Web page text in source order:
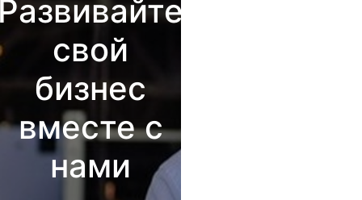
свой
бизнес
вместе с
нами